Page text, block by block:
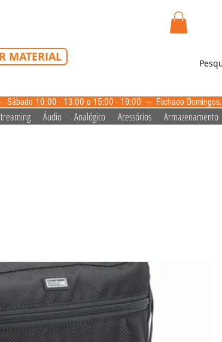
MATERIAL
Sábado 10:00 - 13:00 e 15:00 - 19:00 --- Fechado Domingos.
Áudio Analógico Acessórios Armazenamento